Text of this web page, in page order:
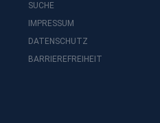
SUCHE
IMPRESSUM
DATENSCHUTZ
BARRIEREFREIHEIT